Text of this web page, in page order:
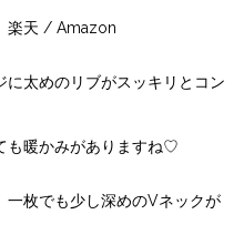
楽天 /Amazon
に太めのリブがスッキリとコン
も暖かみがありますね♡
一枚でも少し深めのVネックが